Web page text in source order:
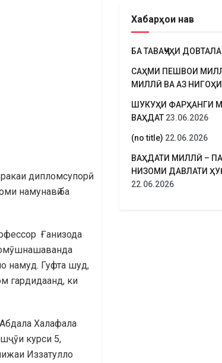
дипломсупорӣ
намунавӣ ба
Ғанизода
намуд. Гуфта шуд,
гардидаанд, ки
Халафала
курси 5,
Иззатулло
Хабарҳои нав
БА ТАВАҶҶУҲИ
САҲМИ ПЕШВОИ
МИЛЛӢ ВА АЗ
ШУКУҲИ ФАРҲАНГИ
ВАҲДАТ 23.06.2026
(no title) 22.06.2026
ВАҲДАТИ МИЛЛӢ –
НИЗОМИ ДАВЛАТИ
22.06.2026